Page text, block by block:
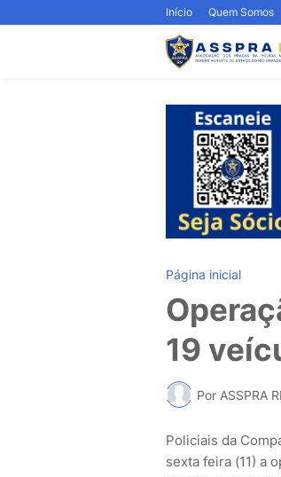
Início Quem Somos
Página inicial
19
Por ASSPRA
Policiais da
sexta feira (11) a